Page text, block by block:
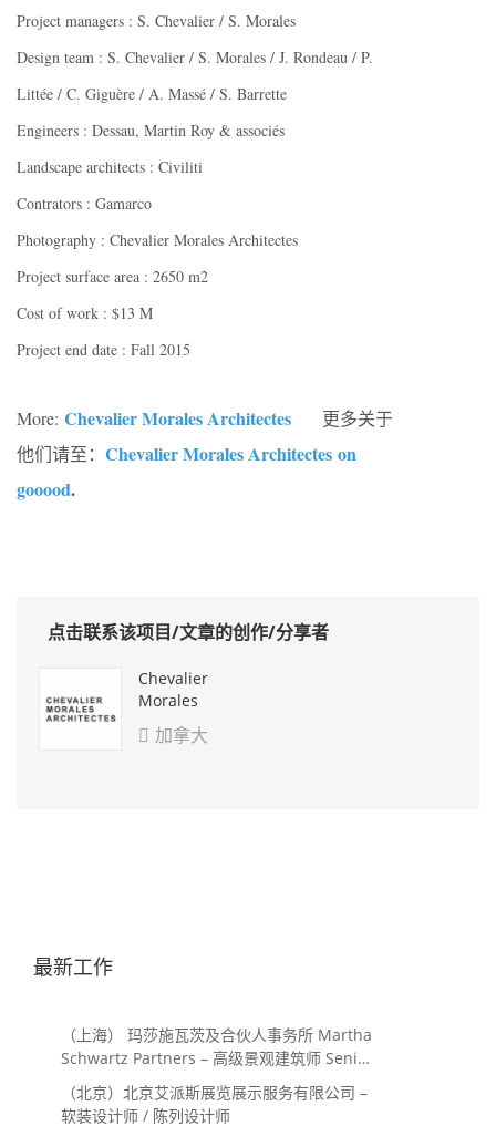
Project managers : S. Chevalier / S. Morales
Design team : S. Chevalier / S. Morales / J. Rondeau / P.
Littée / C. Giguère / A. Massé / S. Barrette
Engineers : Dessau, Martin Roy & associés
Landscape architects : Civiliti
Contrators : Gamarco
Photography : Chevalier Morales Architectes
Project surface area : 2650 m2
Cost of work : $13 M
Project end date : Fall 2015
More: Chevalier Morales Architectes
更多关于
他们请至： Chevalier Morales Architectes on
gooood.
点击联系该项目/文章的创作/分享者
Chevalier
Morales
Architectes
 加拿大
最新工作
（上海） 玛莎施瓦茨及合伙人事务所 Martha
Schwartz Partners – 高级景观建筑师 Senior
Landscape Designer / 景观建筑师
Landscape Designer
（北京）北京艾派斯展览展示服务有限公司 –
软装设计师 / 陈列设计师